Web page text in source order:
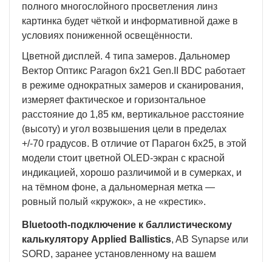
полного многослойного просветления линз
картинка будет чёткой и информативной даже в
условиях пониженной освещённости.
Цветной дисплей. 4 типа замеров. Дальномер
Вектор Оптикс Paragon 6x21 Gen.II BDC работает
в режиме однократных замеров и сканирования,
измеряет фактическое и горизонтальное
расстояние до 1,85 км, вертикальное расстояние
(высоту) и угол возвышения цели в пределах
+/-70 градусов. В отличие от Парагон 6x25, в этой
модели стоит цветной OLED-экран с красной
индикацией, хорошо различимой и в сумерках, и
на тёмном фоне, а дальномерная метка —
ровный полый «кружок», а не «крестик».
Bluetooth-подключение к баллистическому
калькулятору Applied Ballistics, AB Synapse или
SORD, заранее установленному на вашем